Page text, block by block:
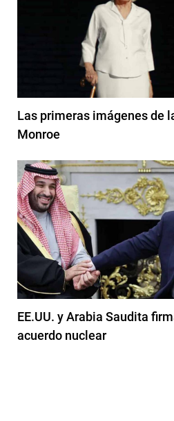
Las primeras imágenes de
Monroe
EE.UU. y Arabia Saudita
acuerdo nuclear